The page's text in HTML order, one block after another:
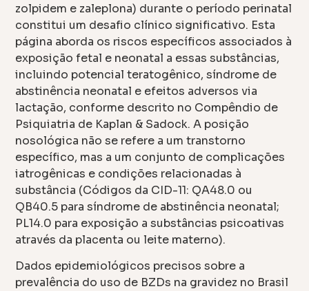
zolpidem e zaleplona) durante o período perinatal
constitui um desafio clínico significativo. Esta
página aborda os riscos específicos associados à
exposição fetal e neonatal a essas substâncias,
incluindo potencial teratogênico, síndrome de
abstinência neonatal e efeitos adversos via
lactação, conforme descrito no Compêndio de
Psiquiatria de Kaplan & Sadock. A posição
nosológica não se refere a um transtorno
específico, mas a um conjunto de complicações
iatrogênicas e condições relacionadas à
substância (Códigos da CID-11: QA48.0 ou
QB40.5 para síndrome de abstinência neonatal;
PL14.0 para exposição a substâncias psicoativas
através da placenta ou leite materno).
Dados epidemiológicos precisos sobre a
prevalência do uso de BZDs na gravidez no Brasil